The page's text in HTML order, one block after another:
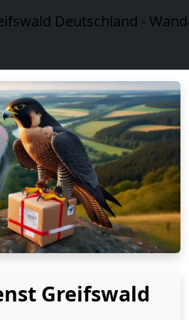
Greifswald